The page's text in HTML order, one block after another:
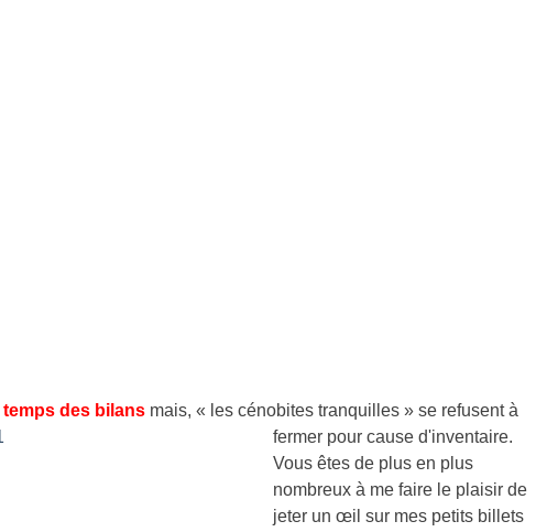
temps des bilans mais, « les cénobites tranquilles » se refusent à
fermer pour cause d'inventaire.
Vous êtes de plus en plus
nombreux à me faire le plaisir de
jeter un œil sur mes petits billets